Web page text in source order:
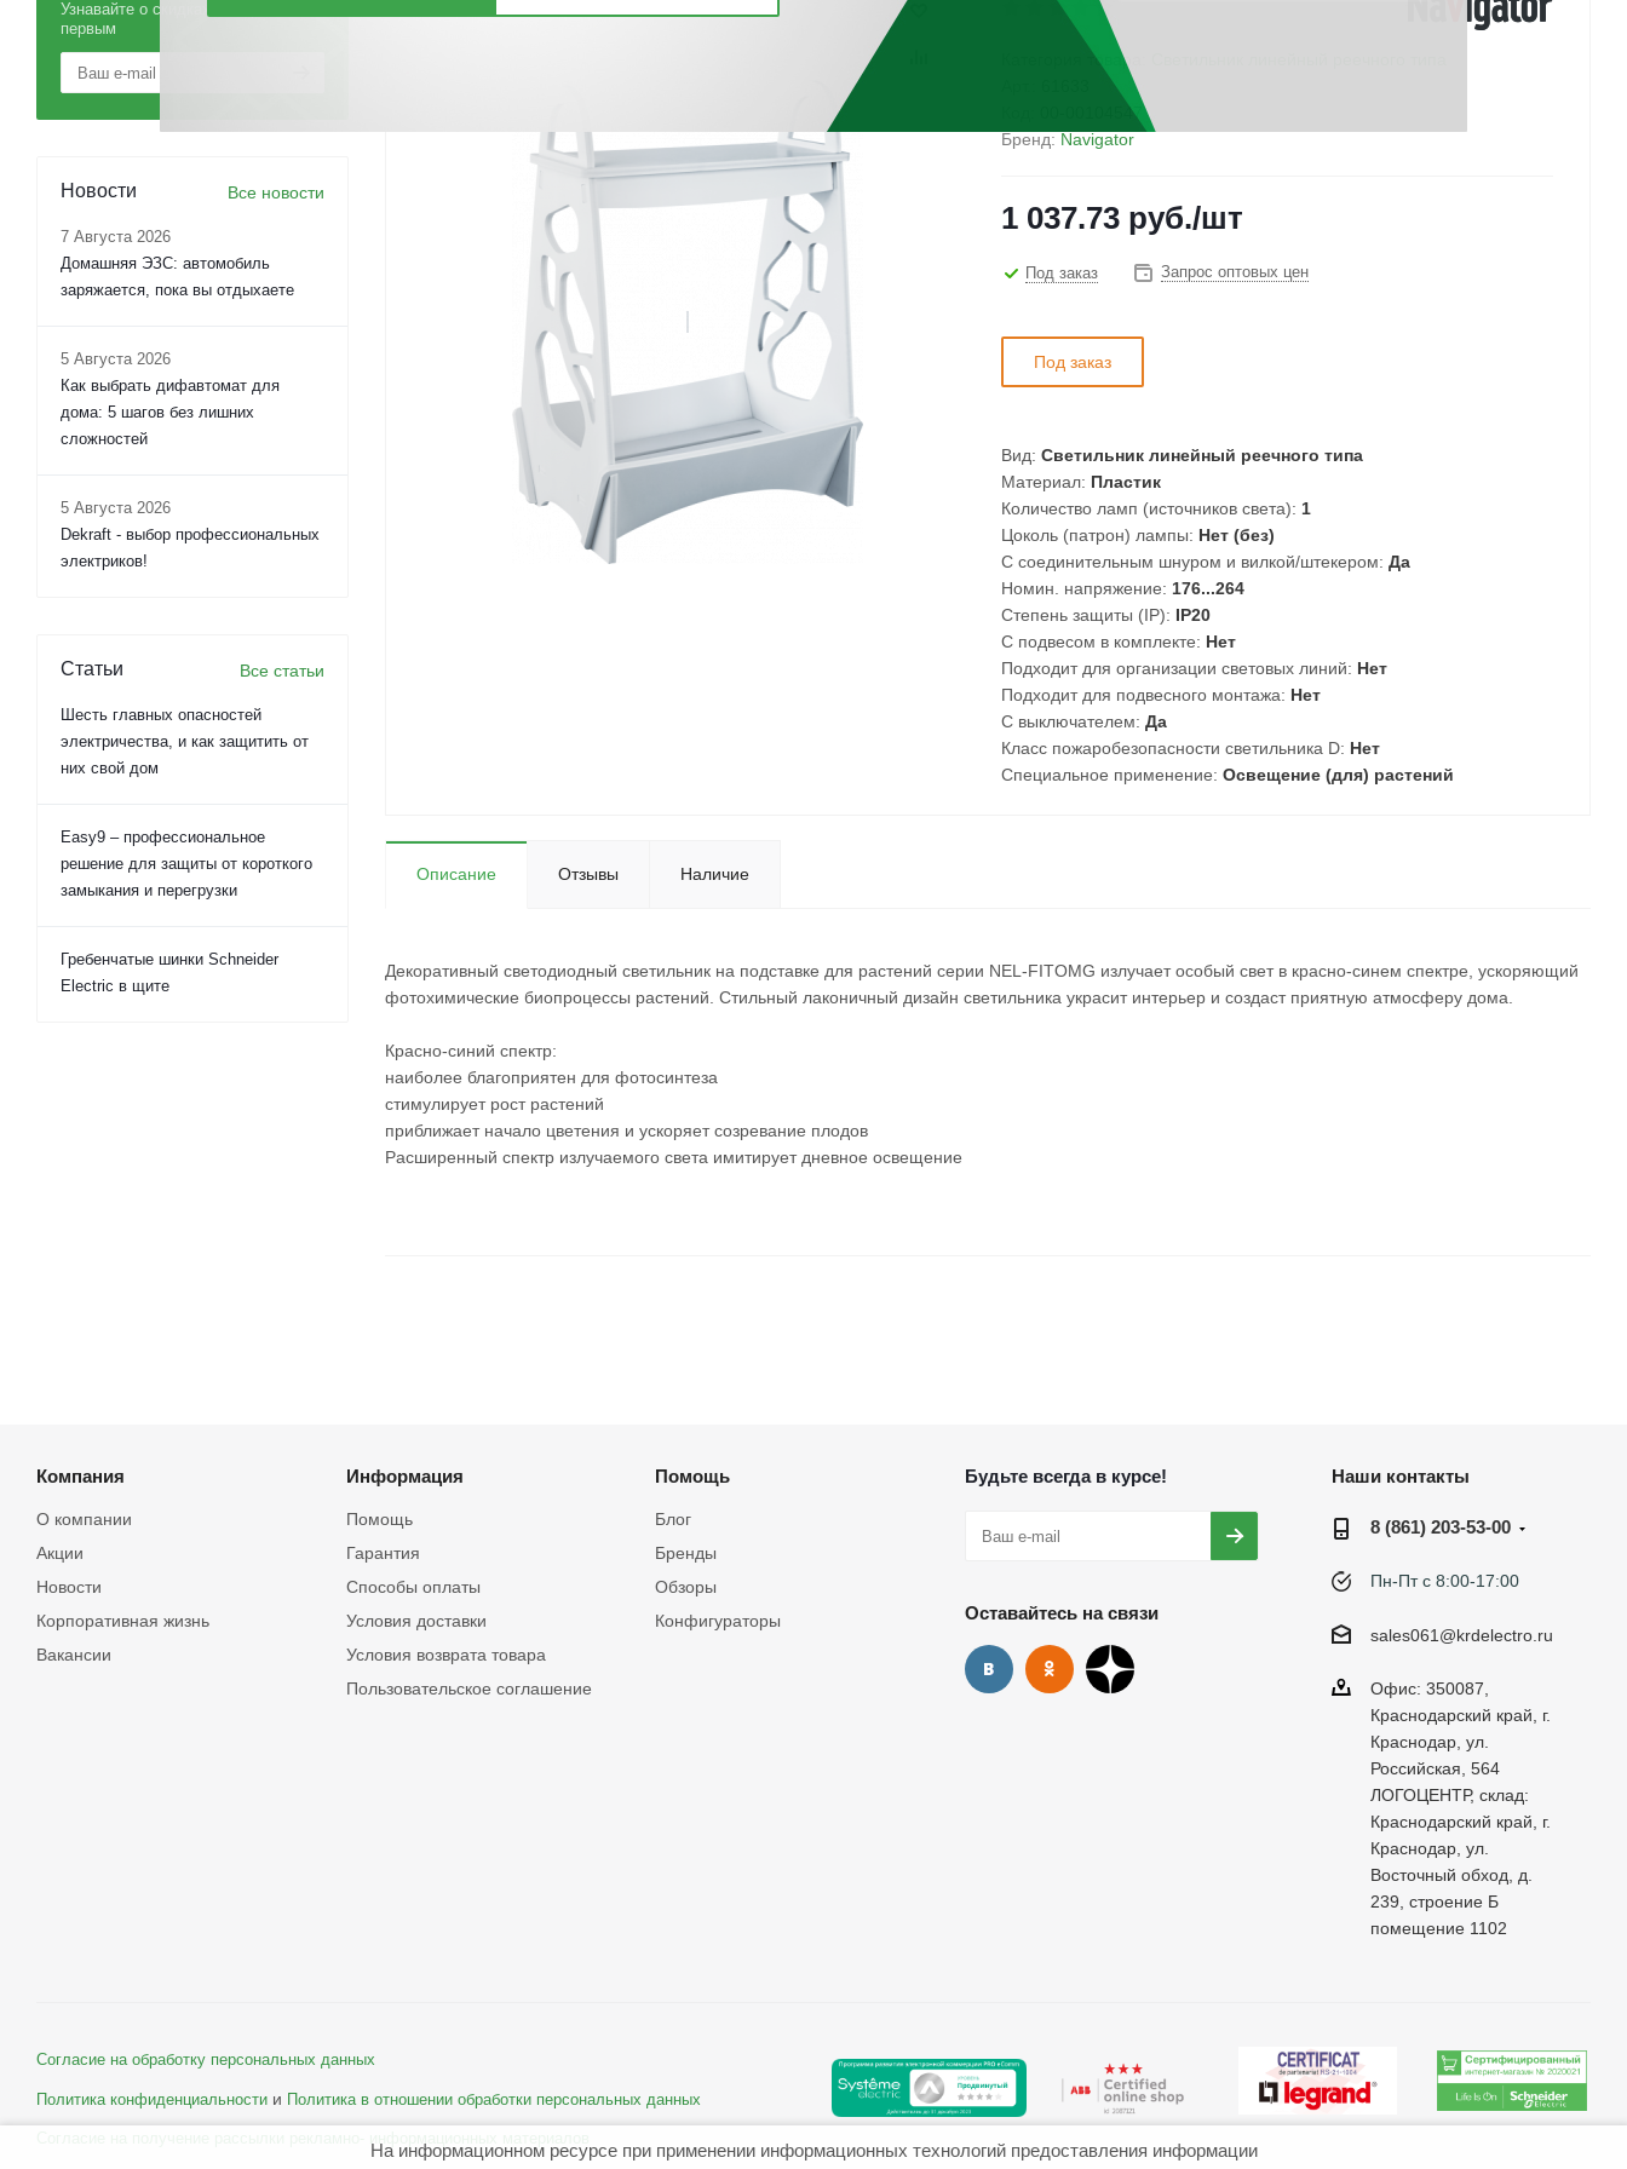
Категория товара:
00-00104547
Бренд: Navigator
1 037.73 руб./шт
Под заказ Запрос оптовых цен
Под заказ
Вид: Светильник линейный реечного типа
Материал: Пластик
Количество ламп (источников света): 1
Цоколь (патрон) лампы: Нет (без)
С соединительным шнуром и вилкой/штекером: Да
Номин. напряжение: 176...264
Степень защиты (IP): IP20
С подвесом в комплекте: Нет
Подходит для организации световых линий: Нет
Подходит для подвесного монтажа: Нет
С выключателем: Да
Класс пожаробезопасности светильника D: Нет
Специальное применение: Освещение (для) растений
Описание Отзывы Наличие
Декоративный светодиодный светильник на подставке для растений серии NEL-FITOMG излучает особый свет в красно-синем спектре, ускоряющий
фотохимические биопроцессы растений. Стильный лаконичный дизайн светильника украсит интерьер и создаст приятную атмосферу дома.
Красно-синий спектр:
наиболее благоприятен для фотосинтеза
стимулирует рост растений
приближает начало цветения и ускоряет созревание плодов
Расширенный спектр излучаемого света имитирует дневное освещение
Узнавайте о скидках и акциях
первым
Новости Все новости
7 Августа 2026
Домашняя ЭЗС: автомобиль
заряжается, пока вы отдыхаете
5 Августа 2026
Как выбрать дифавтомат для
дома: 5 шагов без лишних
сложностей
5 Августа 2026
Dekraft - выбор профессиональных
электриков!
Статьи Все статьи
Шесть главных опасностей
электричества, и как защитить от
них свой дом
Easy9 – профессиональное
решение для защиты от короткого
замыкания и перегрузки
Гребенчатые шинки Schneider
Electric в щите
Компания
О компании
Акции
Новости
Корпоративная жизнь
Вакансии
Информация
Помощь
Гарантия
Способы оплаты
Условия доставки
Условия возврата товара
Пользовательское соглашение
Помощь
Блог
Бренды
Обзоры
Конфигураторы
Будьте всегда в курсе!
Оставайтесь на связи
Наши контакты
8 (861) 203-53-00
Пн-Пт с 8:00-17:00
sales061@krdelectro.ru
Офис: 350087,
Краснодарский край, г.
Краснодар, ул.
Российская, 564
ЛОГОЦЕНТР, склад:
Краснодарский край, г.
Краснодар, ул.
Восточный обход, д.
239, строение Б
помещение 1102
Согласие на обработку персональных данных
Политика конфиденциальности и Политика в отношении обработки персональных данных
На информационном ресурсе при применении информационных технологий предоставления информации